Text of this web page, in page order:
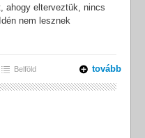
ahogy elterveztük, nincs
nem lesznek
Belföld tovább